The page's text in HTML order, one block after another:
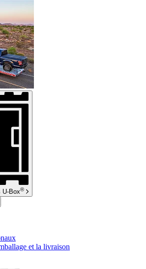
U-Box®
et la livraison